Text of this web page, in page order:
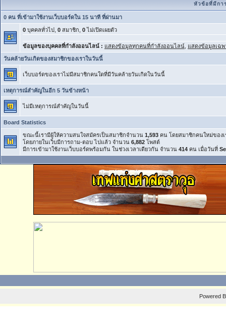
หัวข้อที่มีกา
0 คน ที่เข้ามาใช้งานเว็บบอร์ดใน 15 นาที ที่ผ่านมา
0 บุคคลทั่วไป, 0 สมาชิก, 0ไม่เปิดเผยตัว
ข้อมูลของบุคคลที่กำลังออนไลน์ : แสดงข้อมูลทุกคนที่กำลังออนไลน์ แสดงข้อมูลเฉพ
วันคล้ายวันเกิดของสมาชิกของเราในวันนี้
เว็บบอร์ดของเราไม่มีสมาชิกคนใดที่มีวันคล้ายวันเกิดในวันนี้
เหตุการณ์สำคัญในอีก 5 วันข้างหน้า
ไม่มีเหตุการณ์สำคัญในวันนี้
Board Statistics
ขณะนี้เรามีผู้ให้ความสนใจสมัครเป็นสมาชิกจำนวน 1,593 คน โดยสมาชิกคนใหม่ของ
โดยภายในเว็บมีการถาม-ตอบ ไปแล้ว จำนวน 6,882 โพสต์
มีการเข้ามาใช้งานเว็บบอร์ดพร้อมกัน ในช่วงเวลาเดียวกัน จำนวน 414 คน เมื่อวันที่
Powered